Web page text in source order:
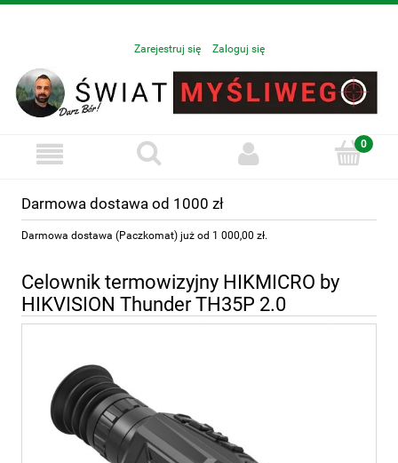
Zarejestruj się Zaloguj się
Darmowa dostawa od 1000 zł
Darmowa dostawa (Paczkomat) już od 1 000,00 zł.
Celownik termowizyjny HIKMICRO by
HIKVISION Thunder TH35P 2.0